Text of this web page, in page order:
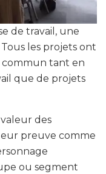
de travail, une
les projets ont
tant en
que de projets
des
preuve comme
ou segment